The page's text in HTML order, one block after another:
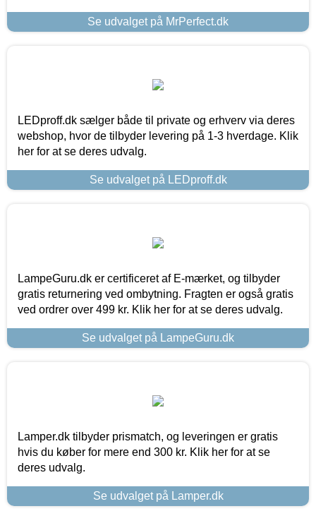
Se udvalget på MrPerfect.dk
LEDproff.dk sælger både til private og erhverv via deres
webshop, hvor de tilbyder levering på 1-3 hverdage. Klik
her for at se deres udvalg.
Se udvalget på LEDproff.dk
LampeGuru.dk er certificeret af E-mærket, og tilbyder
gratis returnering ved ombytning. Fragten er også gratis
ved ordrer over 499 kr. Klik her for at se deres udvalg.
Se udvalget på LampeGuru.dk
Lamper.dk tilbyder prismatch, og leveringen er gratis
hvis du køber for mere end 300 kr. Klik her for at se
deres udvalg.
Se udvalget på Lamper.dk